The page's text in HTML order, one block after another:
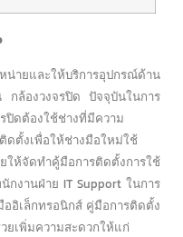
ายและให้บริการอุปกรณ์ด้าน
กล้องวงจรปิด ปัจจุบันในการ
ปิดต้องใช้ช่างที่มีความ
ดตั้งเพื่อให้ช่างมือใหม่ใช้
ห้จัดทำคู้มือการติดตั้งการใช้
กงานฝ่าย IT Support ในการ
อิเล็กทรอนิกส์ คู่มือการติดตั้ง
ยเพิ่มความสะดวกให้แก่